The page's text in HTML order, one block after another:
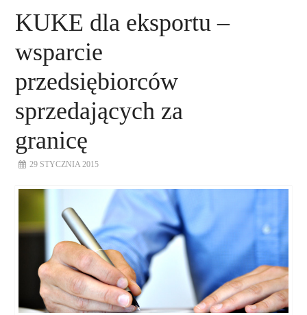
DORADZTWO
PROEXIO
KONTAKT
KUKE dla eksportu –
wsparcie
przedsiębiorców
sprzedających za
granicę
29 STYCZNIA 2015